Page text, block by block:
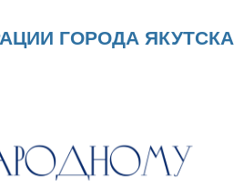
ГОРОДА ЯКУТСКА